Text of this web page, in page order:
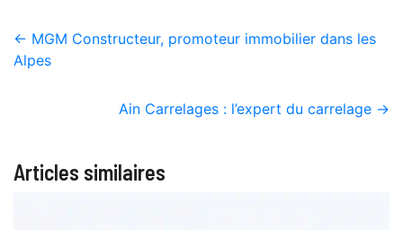
← MGM Constructeur, promoteur immobilier dans les
Alpes
Ain Carrelages : l’expert du carrelage →
Articles similaires